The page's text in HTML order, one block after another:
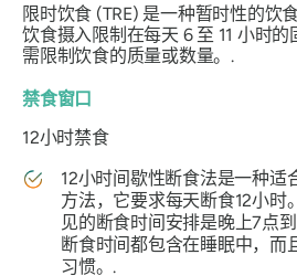
限时饮食 (TRE) 是一种暂时性的饮
饮食摄入限制在每天 6 至 11 小时
需限制饮食的质量或数量。.
禁食窗口
12小时禁食
12小时间歇性断食法是一种适
方法，它要求每天断食12小时
见的断食时间安排是晚上7点
断食时间都包含在睡眠中，而
习惯。.